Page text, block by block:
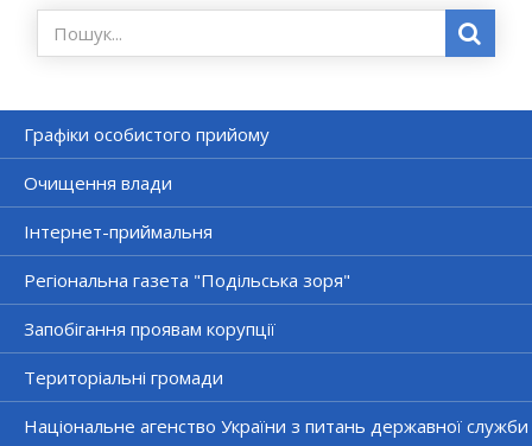
Графіки особистого прийому
Очищення влади
Інтернет-приймальня
Регіональна газета "Подільська зоря"
Запобігання проявам корупції
Територіальні громади
Національне агенство України з питань державної служби